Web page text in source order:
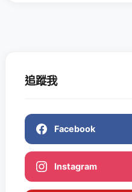
追蹤我
Facebook
Instagram